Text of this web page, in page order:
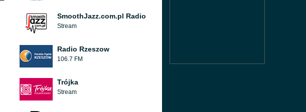
SmoothJazz.com.pl Radio
Stream
Radio Rzeszow
106.7 FM
Trójka
Stream